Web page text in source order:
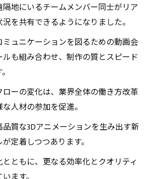
隔地にいるチームメンバー同士がリア
を共有できるようになりました。
ミュニケーションを図るための動画会
も組み合わせ、制作の質とスピード
ーの変化は、業界全体の働き方改革
人材の参加を促進。
質な3Dアニメーションを生み出す新
定着しつつあります。
ともに、更なる効率化とクオリティ